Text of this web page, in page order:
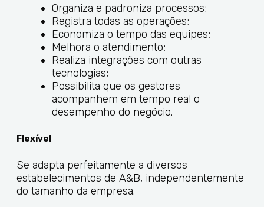
Organiza e padroniza processos;
Registra todas as operações;
Economiza o tempo das equipes;
Melhora o atendimento;
Realiza integrações com outras
tecnologias;
Possibilita que os gestores
acompanhem em tempo real o
desempenho do negócio.
Flexível
Se adapta perfeitamente a diversos
estabelecimentos de A&B, independentemente
do tamanho da empresa.